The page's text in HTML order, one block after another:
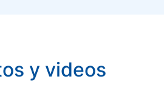
y videos